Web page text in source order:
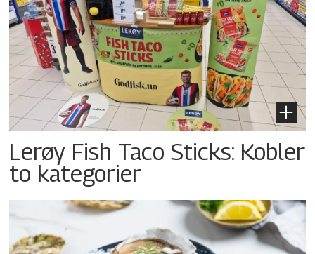
Lerøy Fish Taco Sticks: Kobler
to kategorier